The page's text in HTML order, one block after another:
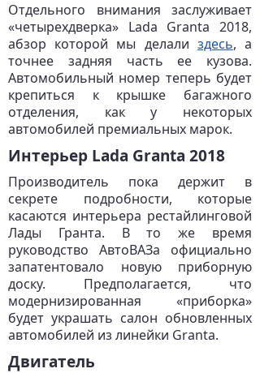
Отдельного внимания заслуживает
«четырехдверка» Lada Granta 2018,
абзор которой мы делали здесь, а
точнее задняя часть ее кузова.
Автомобильный номер теперь будет
крепиться к крышке багажного
отделения, как у некоторых
автомобилей премиальных марок.
Интерьер Lada Granta 2018
Производитель пока держит в
секрете подробности, которые
касаются интерьера рестайлинговой
Лады Гранта. В то же время
руководство АвтоВАЗа официально
запатентовало новую приборную
доску. Предполагается, что
модернизированная «приборка»
будет украшать салон обновленных
автомобилей из линейки Granta.
Двигатель